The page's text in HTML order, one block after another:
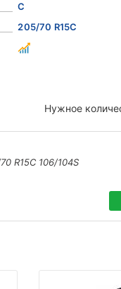
C
205/70 R15C
Нужное
R15C 106/104S